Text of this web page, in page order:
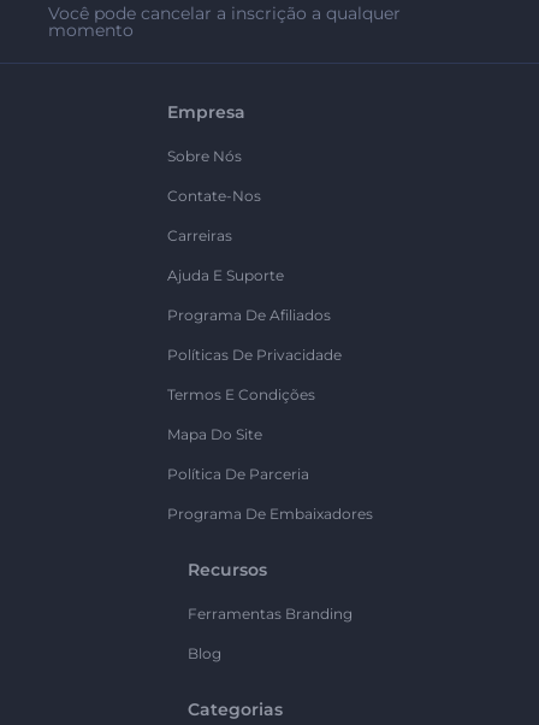
Você pode cancelar a inscrição a qualquer
momento
Empresa
Sobre Nós
Contate-Nos
Carreiras
Ajuda E Suporte
Programa De Afiliados
Políticas De Privacidade
Termos E Condições
Mapa Do Site
Política De Parceria
Programa De Embaixadores
Recursos
Ferramentas Branding
Blog
Categorias